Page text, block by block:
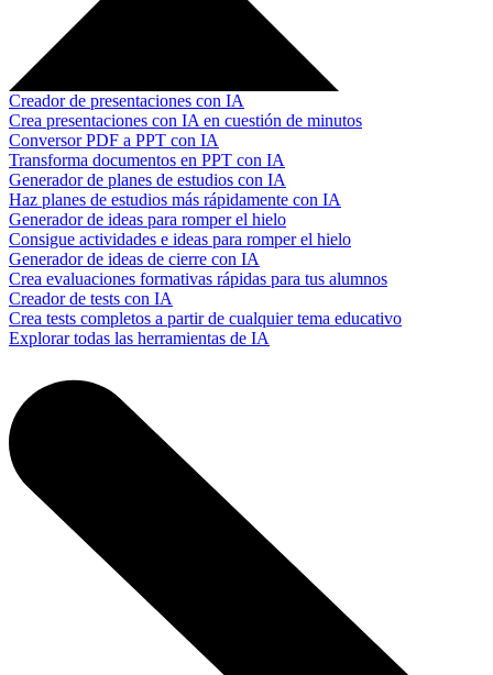
Creador de presentaciones con IA
Crea presentaciones con IA en cuestión de minutos
Conversor PDF a PPT con IA
Transforma documentos en PPT con IA
Generador de planes de estudios con IA
Haz planes de estudios más rápidamente con IA
Generador de ideas para romper el hielo
Consigue actividades e ideas para romper el hielo
Generador de ideas de cierre con IA
Crea evaluaciones formativas rápidas para tus alumnos
Creador de tests con IA
Crea tests completos a partir de cualquier tema educativo
Explorar todas las herramientas de IA